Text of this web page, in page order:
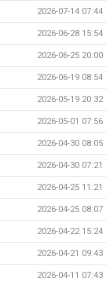
2026-07-14 07:44
2026-06-28 15:54
2026-06-25 20:00
2026-06-19 08:54
2026-05-19 20:32
2026-05-01 07:56
2026-04-30 08:05
2026-04-30 07:21
2026-04-25 11:21
2026-04-25 08:07
2026-04-22 15:24
2026-04-21 09:43
2026-04-11 07:43